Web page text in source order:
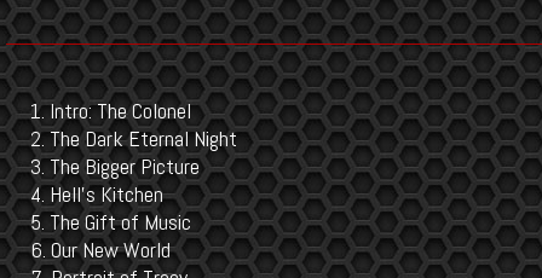
1. Intro: The Colonel
2. The Dark Eternal Night
3. The Bigger Picture
4. Hell's Kitchen
5. The Gift of Music
6. Our New World